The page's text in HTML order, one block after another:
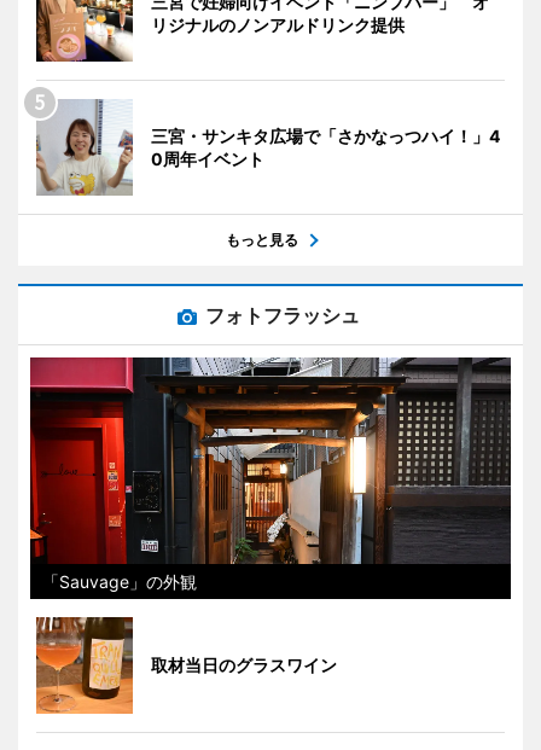
リジナルのノンアルドリンク提供
三宮・サンキタ広場で「さかなっつハイ！」4
0周年イベント
もっと見る
フォトフラッシュ
「Sauvage」の外観
取材当日のグラスワイン